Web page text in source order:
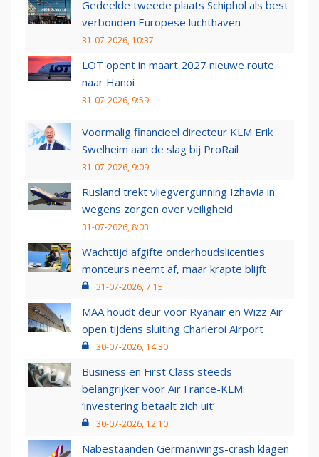
Gedeelde tweede plaats Schiphol als best
verbonden Europese luchthaven
31-07-2026, 10:37
LOT opent in maart 2027 nieuwe route
naar Hanoi
31-07-2026, 9:59
Voormalig financieel directeur KLM Erik
Swelheim aan de slag bij ProRail
31-07-2026, 9:09
Rusland trekt vliegvergunning Izhavia in
wegens zorgen over veiligheid
31-07-2026, 8:03
Wachttijd afgifte onderhoudslicenties
monteurs neemt af, maar krapte blijft
31-07-2026, 7:15
MAA houdt deur voor Ryanair en Wizz Air
open tijdens sluiting Charleroi Airport
30-07-2026, 14:30
Business en First Class steeds
belangrijker voor Air France-KLM:
‘investering betaalt zich uit’
30-07-2026, 12:10
Nabestaanden Germanwings-crash klagen